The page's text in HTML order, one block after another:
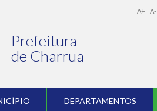
A+ A-
Prefeitura
de Charrua
DEPARTAMENTOS